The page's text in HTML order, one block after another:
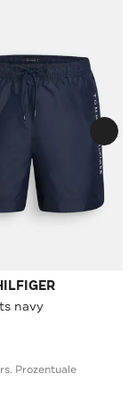
navy
Prozentuale